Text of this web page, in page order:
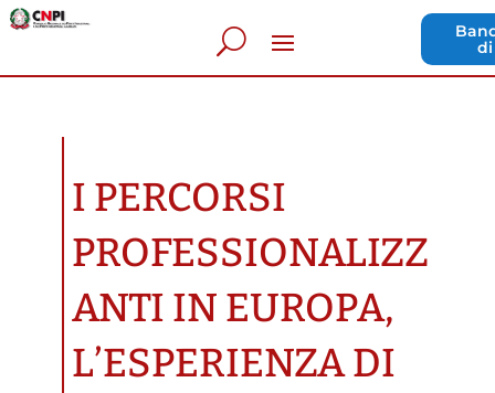
I PERCORSI
PROFESSIONALIZZ
ANTI IN EUROPA,
L’ESPERIENZA DI